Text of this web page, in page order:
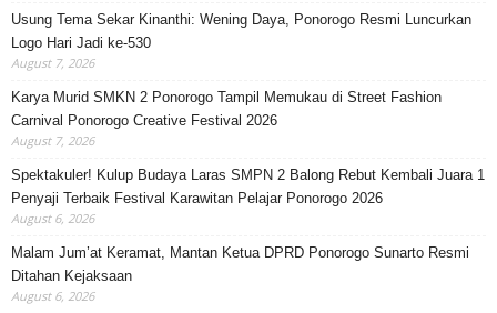
Usung Tema Sekar Kinanthi: Wening Daya, Ponorogo Resmi Luncurkan
Logo Hari Jadi ke-530
August 7, 2026
Karya Murid SMKN 2 Ponorogo Tampil Memukau di Street Fashion
Carnival Ponorogo Creative Festival 2026
August 7, 2026
Spektakuler! Kulup Budaya Laras SMPN 2 Balong Rebut Kembali Juara 1
Penyaji Terbaik Festival Karawitan Pelajar Ponorogo 2026
August 6, 2026
Malam Jum’at Keramat, Mantan Ketua DPRD Ponorogo Sunarto Resmi
Ditahan Kejaksaan
August 6, 2026